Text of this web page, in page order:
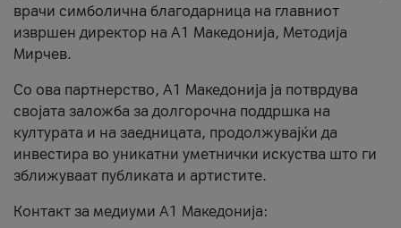
врачи симболична благодарница на главниот
извршен директор на A1 Македонија, Методија
Мирчев.
Со ова партнерство, A1 Македонија ја потврдува
својата заложба за долгорочна поддршка на
културата и на заедницата, продолжувајќи да
инвестира во уникатни уметнички искуства што ги
зближуваат публиката и артистите.
Контакт за медиуми А1 Македонија: